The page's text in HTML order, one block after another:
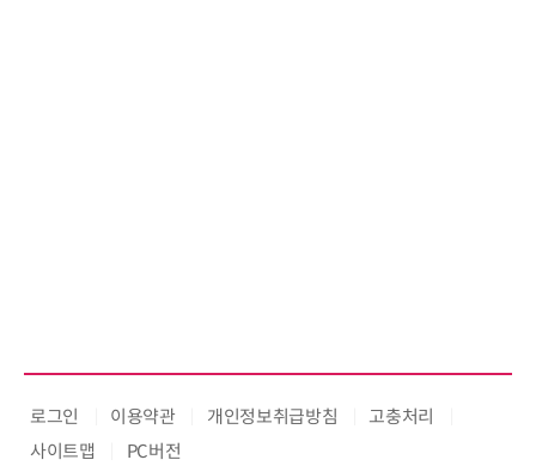
로그인 이용약관 개인정보취급방침
고충처리
사이트맵
PC버전